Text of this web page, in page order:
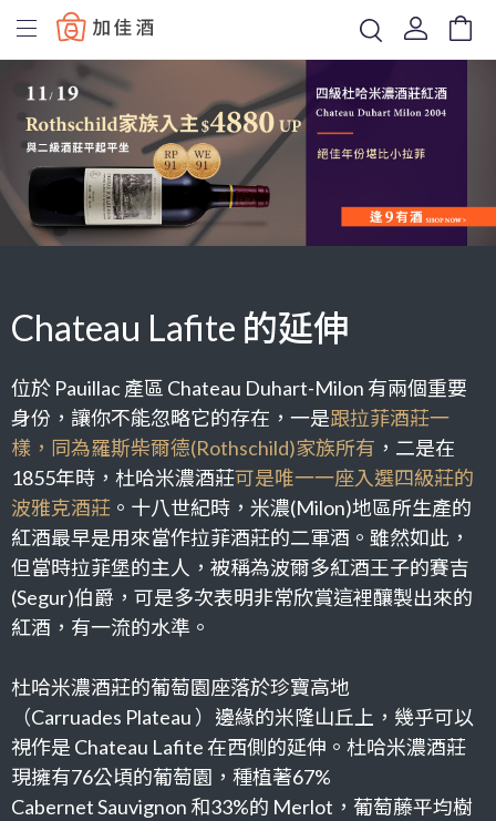
Baccus
Chateau Lafite 的延伸
位於 Pauillac 產區 Chateau Duhart-Milon 有兩個重要
身份，讓你不能忽略它的存在，一是跟拉菲酒莊一
樣，同為羅斯柴爾德(Rothschild)家族所有 ，二是在
1855年時，杜哈米濃酒莊可是唯一一座入選四級莊的
波雅克酒莊 。十八世紀時，米濃(Milon)地區所生產的
紅酒最早是用來當作拉菲酒莊的二軍酒。雖然如此，
但當時拉菲堡的主人，被稱為波爾多紅酒王子的賽吉
(Segur)伯爵，可是多次表明非常欣賞這裡釀製出來的
紅酒，有一流的水準。
杜哈米濃酒莊的葡萄園座落於珍寶高地
（Carruades Plateau ）邊緣的米隆山丘上，幾乎可以
視作是 Chateau Lafite 在西側的延伸。杜哈米濃酒莊
現擁有76公頃的葡萄園，種植著67%
Cabernet Sauvignon 和33%的 Merlot，葡萄藤平均樹